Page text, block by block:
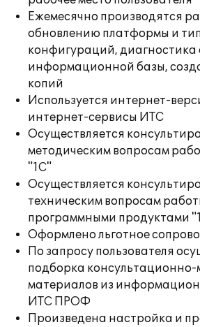
Ежемесячно производятся
обновлению платформы и
конфигураций, диагностика
информационной базы,
копий
Используется интернет-
интернет-сервисы ИТС
Осуществляется
методическим вопросам
"1С"
Осуществляется
техническим вопросам
программными продуктами
Оформлено льготное
По запросу пользователя
подборка консультационно-
материалов из
ИТС ПРОФ
Произведена настройка и